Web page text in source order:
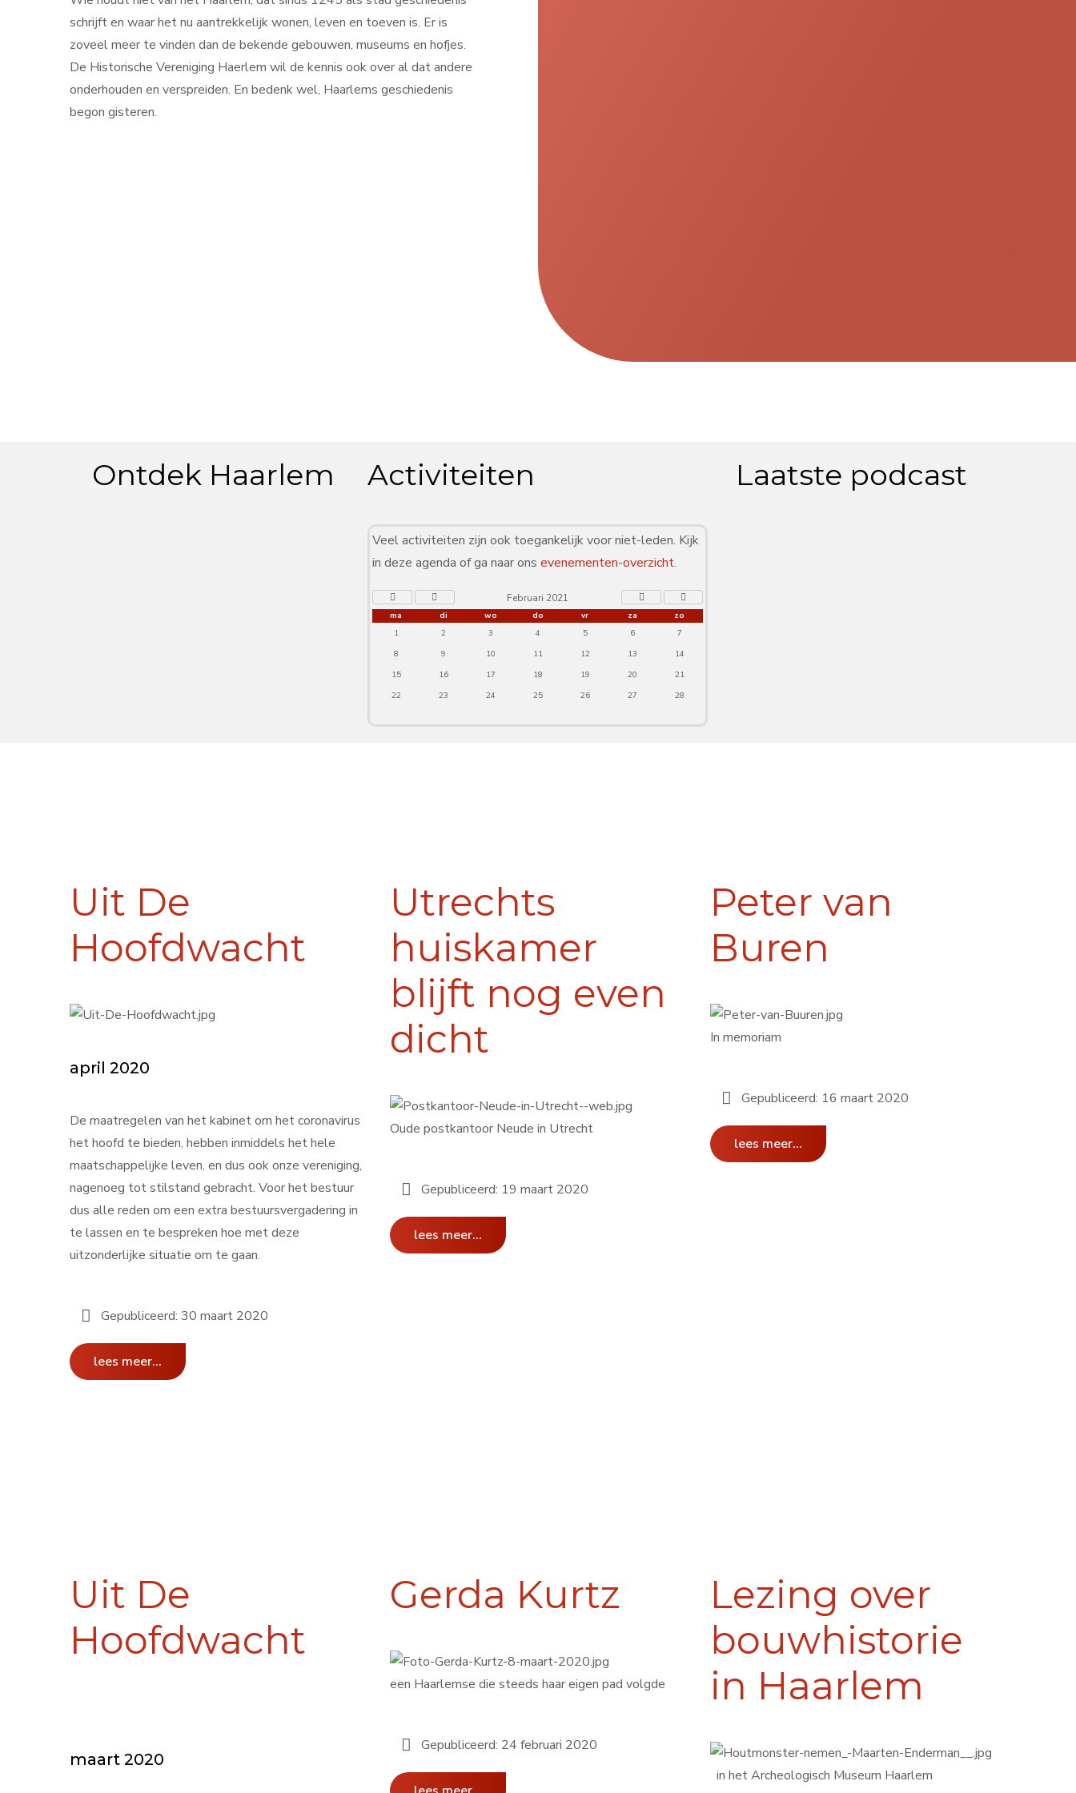
schrijft en waar het nu aantrekkelijk wonen, leven en toeven is. Er is
zoveel meer te vinden dan de bekende gebouwen, museums en hofjes.
De Historische Vereniging Haerlem wil de kennis ook over al dat andere
onderhouden en verspreiden. En bedenk wel, Haarlems geschiedenis
begon gisteren.
Ontdek Haarlem Activiteiten
Veel activiteiten zijn ook toegankelijk voor niet-leden. Kijk
in deze agenda of ga naar onsevenementen-overzicht.
Februari 2021
ma di wo do vr za
zo
1
2 3 4 5 6
7
8
9 10 11 12 13
14
15
16 17 18 19 20
21
22
23 24 25 26 27 28
Laatste podcast
Uit De
Hoofdwacht
april 2020
De maatregelen van het kabinet om het coronavirus
het hoofd te bieden, hebben inmiddels het hele
maatschappelijke leven, en dus ook onze vereniging,
nagenoeg tot stilstand gebracht. Voor het bestuur
dus alle reden om een extra bestuursvergadering in
te lassen en te bespreken hoe met deze
uitzonderlijke situatie om te gaan.
Gepubliceerd: 30 maart 2020
lees meer...
Utrechts
huiskamer
blijft nog even
dicht
Oude postkantoor Neude in Utrecht
Gepubliceerd: 19 maart 2020
lees meer...
Peter van
Buren
In memoriam
Gepubliceerd: 16 maart 2020
lees meer...
Uit De
Hoofdwacht
maart 2020
Gerda Kurtz
een Haarlemse die steeds haar eigen pad volgde
Gepubliceerd: 24 februari 2020
Lezing over
bouwhistorie
in Haarlem
in het Archeologisch Museum Haarlem